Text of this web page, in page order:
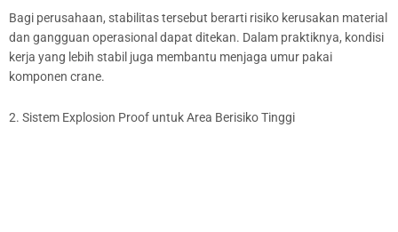
Bagi perusahaan, stabilitas tersebut berarti risiko kerusakan material
dan gangguan operasional dapat ditekan. Dalam praktiknya, kondisi
kerja yang lebih stabil juga membantu menjaga umur pakai
komponen crane.
2. Sistem Explosion Proof untuk Area Berisiko Tinggi